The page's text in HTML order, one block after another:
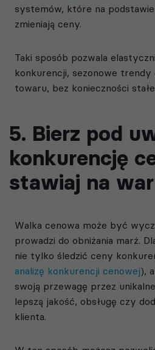
systemów, które na
zmieniają ceny.
Taki sposób pozwala
konkurencji, sezonowe
towaru, bez konieczności
5. Bierz pod
konkurencję
stawiaj na
Walka cenowa może być
prowadzi do obniżania marż.
nie tylko śledzić ceny
analizę konkurencji cenowej),
swoją przewagę przez
lepszą jakość, obsługę czy
klienta.